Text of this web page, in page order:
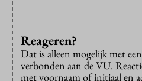
Reageren?
Dat is alleen mogelijk met
verbonden aan de VU.
met voornaam of initiaal en